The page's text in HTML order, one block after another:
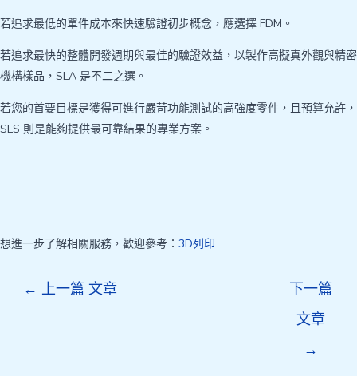
若追求最低的單件成本來快速驗證初步概念，應選擇 FDM。
若追求最快的整體開發週期與最佳的驗證效益，以製作高擬真外觀與精密
機構樣品，SLA 是不二之選。
若您的首要目標是獲得可進行嚴苛功能測試的高強度零件，且預算允許，
SLS 則是能夠提供最可靠結果的專業方案。
想進一步了解相關服務，歡迎參考： 3D列印
← 上一篇 文章
下一篇
文章
→